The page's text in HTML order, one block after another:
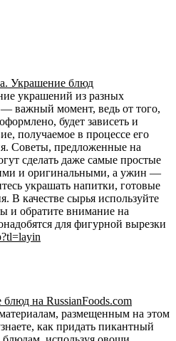
Украшение блюд
украшений из разных
важный момент, ведь от того,
будет зависеть и
получаемое в процессе его
Советы, предложенные на
сделать даже самые простые
и оригинальными, а ужин —
украшать напитки, готовые
В качестве сырья используйте
и обратите внимание на
для фигурной вырезки
на RussianFoods.com
размещенным на этом
как придать пикантный